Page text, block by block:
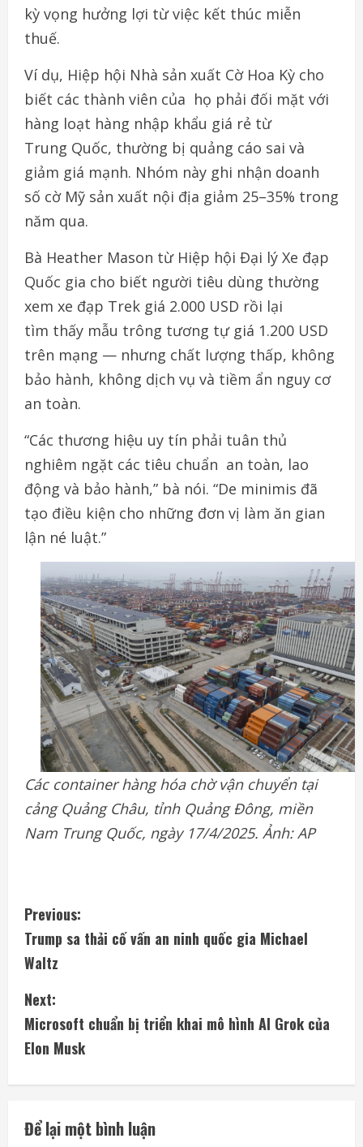
kỳ vọng hưởng lợi từ việc kết thúc miễn
thuế.
Ví dụ, Hiệp hội Nhà sản xuất CờHoa Kỳ cho
biết các thành viên của họ phải đối mặt với
hàng loạt hàng nhập khẩu giá rẻ từ
Trung Quốc, thường bị quảng cáo sai và
giảm giá mạnh. Nhóm này ghi nhận doanh
số cờ Mỹ sản xuất nội địa giảm 25–35% trong
năm qua.
Bà Heather Mason từ Hiệp hội Đại lý Xe đạp
Quốc gia cho biết người tiêu dùng thường
xem xe đạp Trek giá 2.000 USD rồi lại
tìm thấy mẫu trông tương tự giá 1.200 USD
trên mạng — nhưng chất lượng thấp, không
bảo hành, không dịch vụ và tiềm ẩn nguy cơ
an toàn.
“Các thương hiệu uy tín phải tuân thủ
nghiêm ngặt các tiêu chuẩn an toàn, lao
động và bảo hành,” bà nói. “De minimis đã
tạo điều kiện cho những đơn vị làm ăn gian
lận né luật.”
Các containerhàng hóa chờ vận chuyển tại
cảngQuảng Châu, tỉnhQuảng Đông, miền
Nam Trung Quốc, ngày17/4/2025. Ảnh: AP
C
o
n
t
i
n
u
Previous:
Trump sa thải cố vấn an ninh quốc gia Michael
Waltz
Next:
Microsoft chuẩn bị triển khai mô hình AI Grok của
Elon Musk
Để lại một bình luận